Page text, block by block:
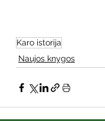
Karo istorija
Naujos knygos